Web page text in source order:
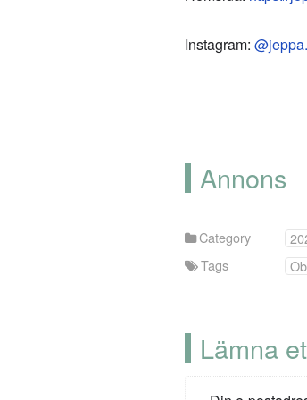
Instagram:
Annons
Category
Tags
Lämna